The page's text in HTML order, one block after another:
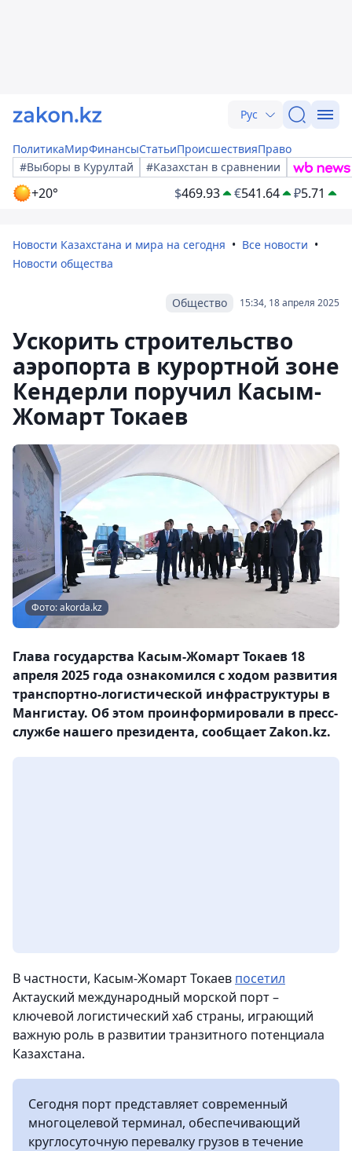
Рус
ПолитикаМирФинансыСтатьиПроисшествияПраво
#Выборы в Курултай
#Казахстан в сравнении
+20° $469.93 €541.64 ₽5.71
Новости Казахстана и мира на сегодня
Все новости
Новости общества
15:34, 18 апреля 2025
Общество
Ускорить строительство
аэропорта в курортной зоне
Кендерли поручил Касым-
Жомарт Токаев
Фото: akorda.kz
Глава государства Касым-Жомарт Токаев 18
апреля 2025 года ознакомился с ходом развития
транспортно-логистической инфраструктуры в
Мангистау. Об этом проинформировали в пресс-
службе нашего президента, сообщает Zakon.kz.
В частности, Касым-Жомарт Токаев посетил
Актауский международный морской порт –
ключевой логистический хаб страны, играющий
важную роль в развитии транзитного потенциала
Казахстана.
Сегодня порт представляет современный
многоцелевой терминал, обеспечивающий
круглосуточную перевалку грузов в течение